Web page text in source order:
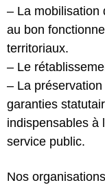
– La mobilisation
au bon
territoriaux.
– Le
– La
garanties
indispensables à
service public.
Nos